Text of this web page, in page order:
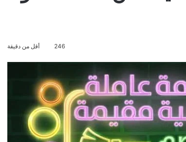
246 أقل من دقيقة